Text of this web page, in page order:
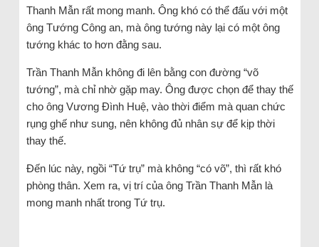
Thanh Mẫn rất mong manh. Ông khó có thể đấu với một
ông Tướng Công an, mà ông tướng này lại có một ông
tướng khác to hơn đằng sau.
Trần Thanh Mẫn không đi lên bằng con đường “võ
tướng”, mà chỉ nhờ gặp may. Ông được chọn để thay thế
cho ông Vương Đình Huệ, vào thời điểm mà quan chức
rụng ghế như sung, nên không đủ nhân sự để kịp thời
thay thế.
Đến lúc này, ngồi “Tứ trụ” mà không “có võ”, thì rất khó
phòng thân. Xem ra, vị trí của ông Trần Thanh Mẫn là
mong manh nhất trong Tứ trụ.